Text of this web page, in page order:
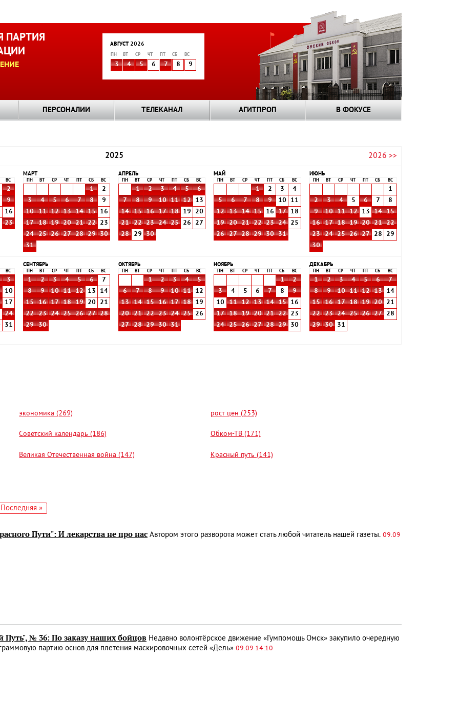
ПАРТИЯ
АВГУСТ 2026
ПН ВТ СР ЧТ СБ ВС
3 4 5 6 7 8 9
ПЕРСОНАЛИИ ТЕЛЕКАНАЛ АГИТПРОП В ФОКУСЕ
2025 2026 >>
ВС
2
9
16
23
МАРТ
ПН ВТ СР ЧТ СБ ВС
1
2
3
4 5 6 7 8
9
10
11 12 13 14 15
16
17
18 19 20 21 22
23
24
25 26 27 28 29
30
31
АПРЕЛЬ
ПН ВТ СР ЧТ СБ ВС
1 2 3 4 5
6
7
8 9 10 11 12
13
14
15 16 17 18 19
20
21
22 23 24 25 26
27
28
29 30
МАЙ
ПН ВТ СР ЧТ СБ ВС
1 2 3
4
5
6 7 8 9 10
11
12
13 14 15 16 17
18
19
20 21 22 23 24
25
26
27 28 29 30 31
ИЮНЬ
ПН ВТ СР ЧТ СБ ВС
1
2
3 4 5 6 7
8
9
10 11 12 13 14
15
16
17 18 19 20 21
22
23
24 25 26 27 28
29
30
ВС
3
10
17
24
31
СЕНТЯБРЬ
ПН ВТ СР ЧТ СБ ВС
1 2 3 4 5 6
7
8
9 10 11 12 13
14
15
16 17 18 19 20
21
22
23 24 25 26 27
28
29
30
ОКТЯБРЬ
ПН ВТ СР ЧТ СБ ВС
1 2 3 4
5
6
7 8 9 10 11
12
13
14 15 16 17 18
19
20
21 22 23 24 25
26
27
28 29 30 31
НОЯБРЬ
ПН ВТ СР ЧТ СБ ВС
1
2
3
4 5 6 7 8
9
10
11 12 13 14 15
16
17
18 19 20 21 22
23
24
25 26 27 28 29 30
ДЕКАБРЬ
ПН ВТ СР ЧТ СБ ВС
1 2 3 4 5 6
7
8
9 10 11 12 13
14
15
16 17 18 19 20
21
22
23 24 25 26 27
28
29
30 31
экономика (269) рост цен (253)
Советский календарь (186) Обком-ТВ (171)
Великая Отечественная война (147) Красный путь (141)
Последняя
Последняя »
Пути": И лекарства не про нас Автором этого разворота может стать любой читатель нашей газеты. 09.09
Путь", № 36: По заказу наших бойцов Недавно волонтёрское движение «Гумпомощь Омск» закупило очередную
партию основ для плетения маскировочных сетей «Дель» 09.09 14:10